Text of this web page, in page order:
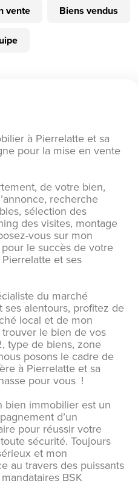
vente Biens vendus
à Pierrelatte et sa
pour la mise en vente
de votre bien,
recherche
sélection des
des visites, montage
vous sur mon
le succès de votre
et ses
du marché
alentours, profitez de
local et de mon
le bien de vos
type de biens, zone
posons le cadre de
à Pierrelatte et sa
pour vous !
bien immobilier est un
d’un
pour réussir votre
sécurité. Toujours
et mon
au travers des puissants
BSK